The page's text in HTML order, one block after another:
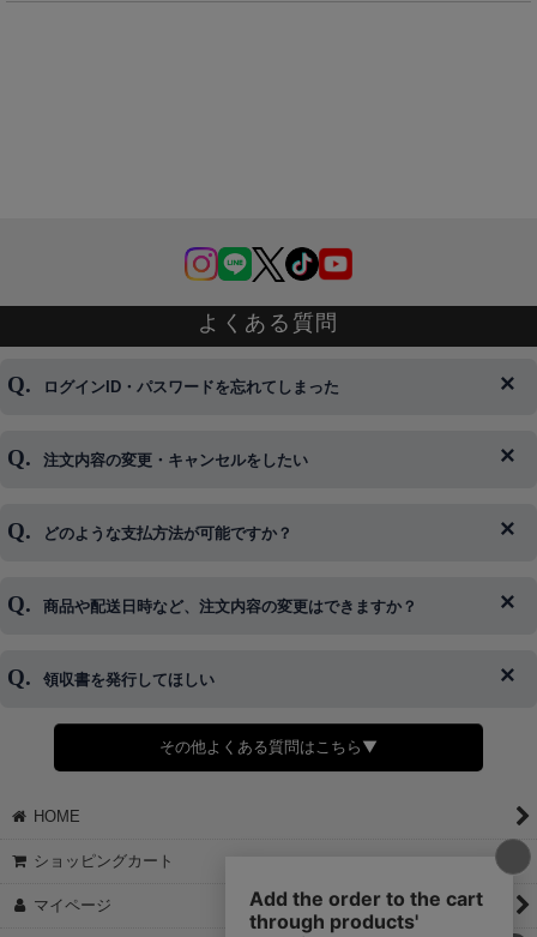
よくある質問
ログインID・パスワードを忘れてしまった
◆下記ページより、ログインIDの変更が可能です。
注文内容の変更・キャンセルをしたい
◆即日発送を行なっている関係上、午後以降のご連絡やキャンセル
※発送後、発送準備が完了しお手続きが間に合わない場合は変更、
どのような支払方法が可能ですか？
◆代金引換・クレジットカード・携帯キャリア決済・おねだり決
商品や配送日時など、注文内容の変更はできますか？
◆商品発送前の変更は承っております。
さい。
領収書を発行してほしい
◆領収書はご希望頂いた場合のみ発行しております。
【これからご注文する場合】
願いします。
②宛名（空欄は上様は不可）
③但し書き（空欄やお品代は不可）
その他よくある質問はこちら▼
HOME
ショッピングカート
マイページ